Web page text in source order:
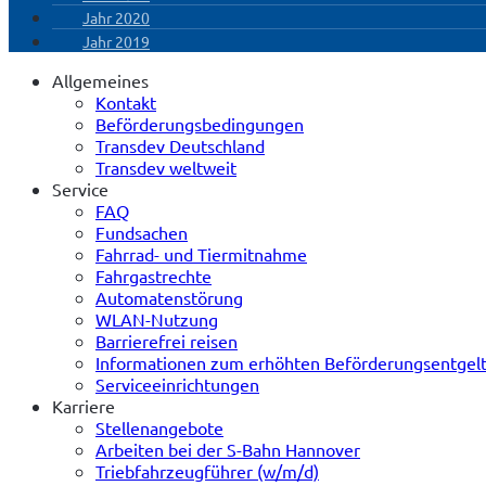
Jahr 2020
Jahr 2019
Allgemeines
Kontakt
Beförderungsbedingungen
Transdev Deutschland
Transdev weltweit
Service
FAQ
Fundsachen
Fahrrad- und Tiermitnahme
Fahrgastrechte
Automatenstörung
WLAN-Nutzung
Barrierefrei reisen
Informationen zum erhöhten Beförderungsentgelt
Serviceeinrichtungen
Karriere
Stellenangebote
Arbeiten bei der S-Bahn Hannover
Triebfahrzeugführer (w/m/d)